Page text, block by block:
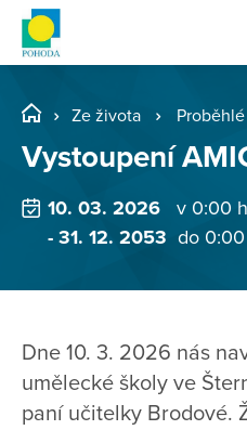
Ze života
Vystoupení
10. 03. 2026
v 0:00
- 31. 12. 2053 do
Dne 10. 3. 2026 nás
umělecké školy ve
paní učitelky Brodové.